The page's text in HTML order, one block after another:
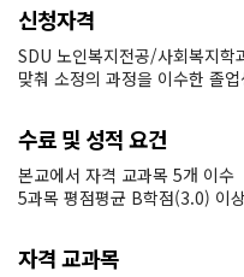
신청자격
SDU 노인복지전공/사회복지학
맞춰 소정의 과정을 이수한 졸업
수료 및 성적 요건
본교에서 자격 교과목 5개 이수
5과목 평점평균 B학점(3.0) 이상
자격 교과목